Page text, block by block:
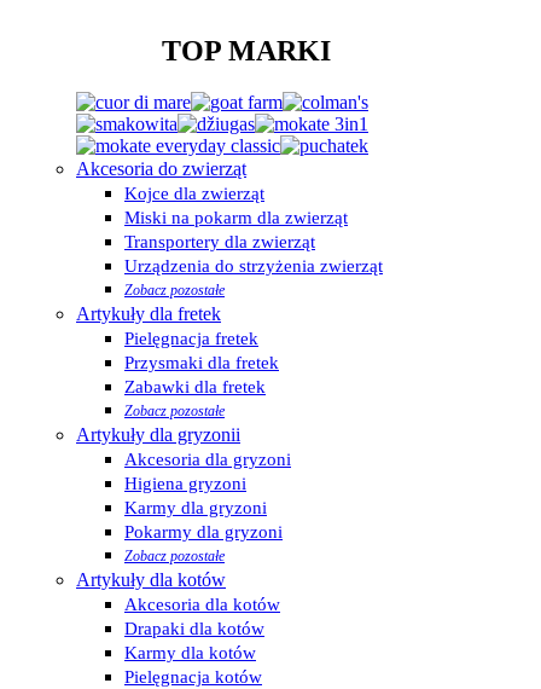
TOP MARKI
Akcesoria do zwierząt
Kojce dla zwierząt
Miski na pokarm dla zwierząt
Transportery dla zwierząt
Urządzenia do strzyżenia zwierząt
Zobacz pozostałe
Artykuły dla fretek
Pielęgnacja fretek
Przysmaki dla fretek
Zabawki dla fretek
Zobacz pozostałe
Artykuły dla gryzonii
Akcesoria dla gryzoni
Higiena gryzoni
Karmy dla gryzoni
Pokarmy dla gryzoni
Zobacz pozostałe
Artykuły dla kotów
Akcesoria dla kotów
Drapaki dla kotów
Karmy dla kotów
Pielęgnacja kotów